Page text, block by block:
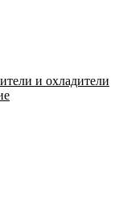
и охладители